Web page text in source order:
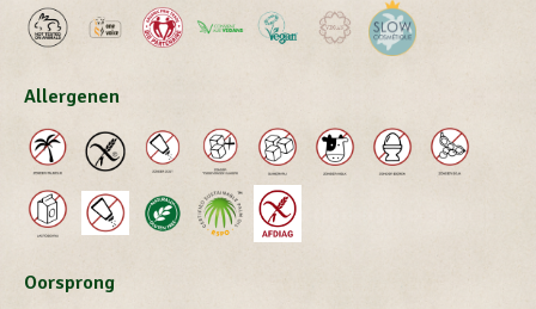
Allergenen
Oorsprong